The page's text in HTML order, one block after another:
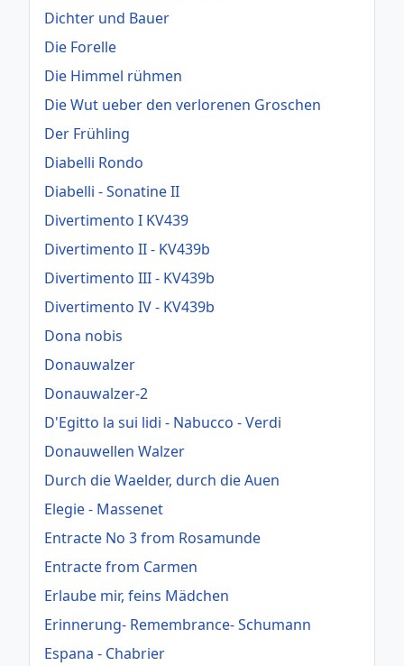
Dichter und Bauer
Die Forelle
Die Himmel rühmen
Die Wut ueber den verlorenen Groschen
Der Frühling
Diabelli Rondo
Diabelli - Sonatine II
Divertimento I KV439
Divertimento II - KV439b
Divertimento III - KV439b
Divertimento IV - KV439b
Dona nobis
Donauwalzer
Donauwalzer-2
D'Egitto la sui lidi - Nabucco - Verdi
Donauwellen Walzer
Durch die Waelder, durch die Auen
Elegie - Massenet
Entracte No 3 from Rosamunde
Entracte from Carmen
Erlaube mir, feins Mädchen
Erinnerung- Remembrance- Schumann
Espana - Chabrier